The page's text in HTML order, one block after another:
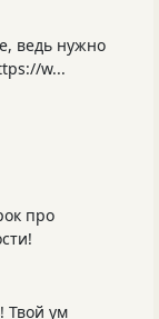
ведь нужно
w...
про
Твой ум